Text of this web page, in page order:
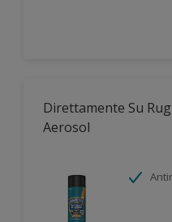
Direttamente Su
Aerosol